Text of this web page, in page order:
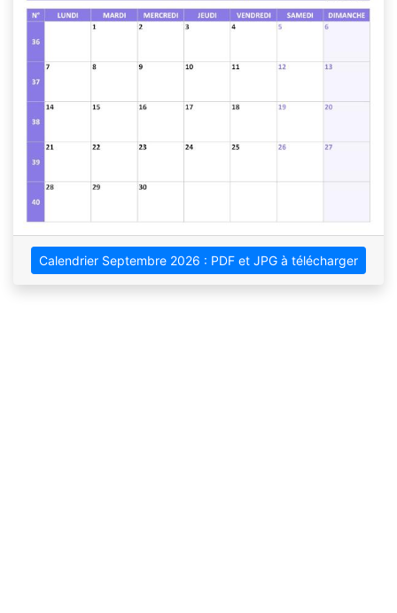
Calendrier Septembre 2026 : PDF et JPG à télécharger